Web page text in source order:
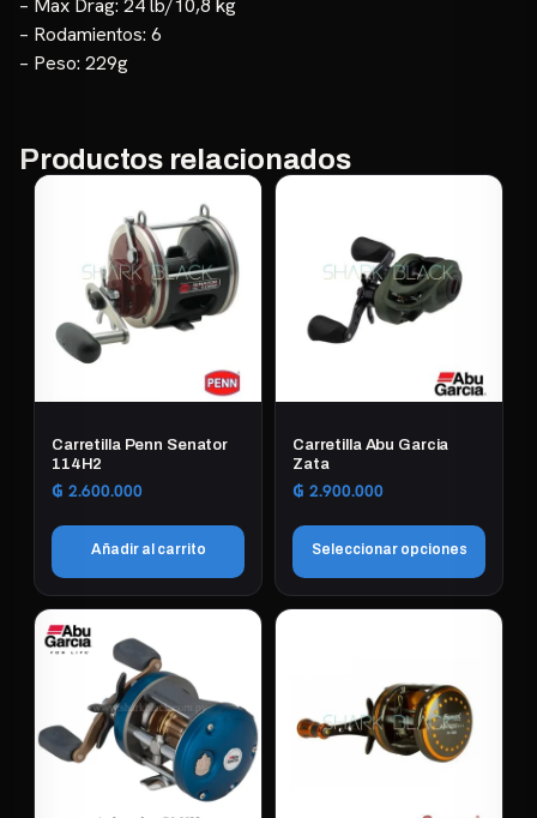
– Max Drag: 24 lb/10,8 kg
– Rodamientos: 6
– Peso: 229g
Productos relacionados
Carretilla Penn Senator
114H2
₲ 2.600.000
Añadir al carrito
Carretilla Abu Garcia
Zata
₲ 2.900.000
Seleccionar opciones
Este
variantes.